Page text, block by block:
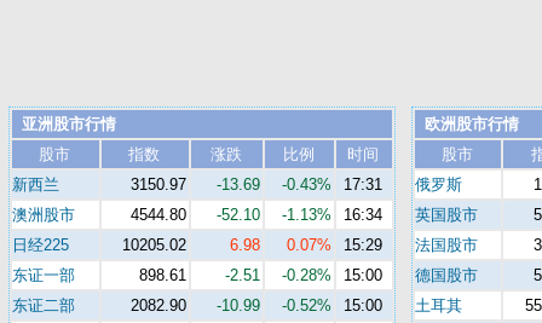
亚洲股市行情
股市
指数 涨跌 比例
时间
新西兰
3150.97 -13.69 -0.43%
17:31
澳洲股市
4544.80 -52.10 -1.13%
16:34
日经225
10205.02 6.98 0.07%
15:29
东证一部
898.61 -2.51 -0.28%
15:00
东证二部
2082.90 -10.99 -0.52%
15:00
欧洲股市行情
股市
俄罗斯
英国股市
法国股市
德国股市
土耳其